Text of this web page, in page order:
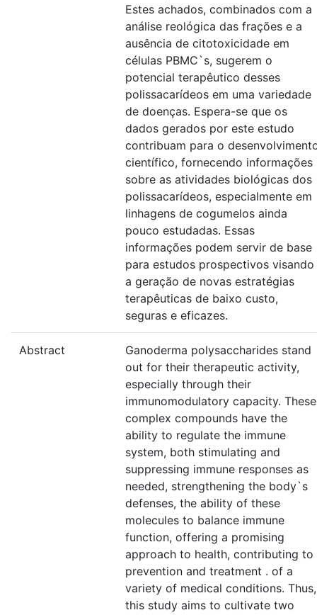
Estes achados, combinados com a
análise reológica das frações e a
ausência de citotoxicidade em
células PBMC`s, sugerem o
potencial terapêutico desses
polissacarídeos em uma variedade
de doenças. Espera-se que os
dados gerados por este estudo
contribuam para o
científico, fornecendo informações
sobre as atividades biológicas dos
polissacarídeos, especialmente em
linhagens de cogumelos ainda
pouco estudadas. Essas
informações podem servir de base
para estudos prospectivos visando
a geração de novas estratégias
terapêuticas de baixo custo,
seguras e eficazes.
Abstract
Ganoderma polysaccharides stand
out for their therapeutic activity,
especially through their
immunomodulatory capacity. These
complex compounds have the
ability to regulate the immune
system, both stimulating and
suppressing immune responses as
needed, strengthening the body`s
defenses, the ability of these
molecules to balance immune
function, offering a promising
approach to health, contributing to
prevention and treatment . of a
variety of medical conditions. Thus,
this study aims to cultivate two